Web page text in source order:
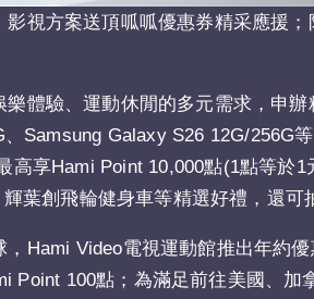
影視方案送頂呱呱優惠券精采應援
體驗、運動休閒的多元需求，申
Samsung Galaxy S26 12G/256G
高享Hami Point 10,000點(1點等於
葉創飛輪健身車等精選好禮，還
Hami Video電視運動館推出年約
Point 100點；為滿足前往美國、